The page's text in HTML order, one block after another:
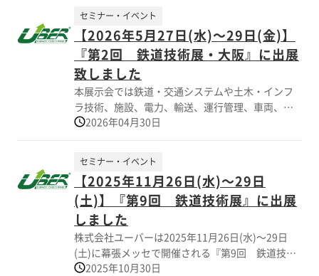
る電子機器用筐体のカスタム品 サンプル事例（熱
対策、密閉構造、組込み、軽量化など…)を多数展
示致しました 酷暑の中、展示ブースへ多数の方に
来訪頂きました。誠にありがとうございました。
【2026年5月27日(水)～29日(金)】
『第2回 鉄道技術展・大阪』に出展
致しました
セミナー・イベント
本展示会では鉄道・交通システムや土木・インフ
ラ技術、施設、電力、輸送、運行管理、車両、イ
ンテリア、旅客サービスといった、あらゆる鉄道
分野の技術が横断的に会する総合見本市として、
関西地区では2022年以来の開催となりました。 当
社ブースではアルミ金属シャーシ(筐体)、IEEE規格
に準拠したプラグインユニット仕様のサブラッ
ク、フロントパネル。熱対策・密閉構造、組込
み、軽量化など多様化する鉄道分野でのニーズに
応える製品を展示致しました。 展示ブースへご来
訪頂きまして、誠にありがとうございました。
2026年04月30日
【2025年11月26日(水)～29日
(土)】『第9回 鉄道技術展』に出展
しました
セミナー・イベント
株式会社ユーバーは2025年11月26日(水)～29日
(土)に幕張メッセで開催される『第9回 鉄道技術
展』に出展しました。 当展示会は鉄道・交通シス
2025年10月30日